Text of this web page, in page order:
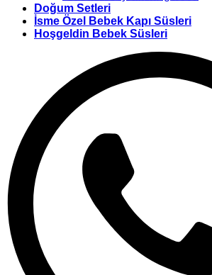
Doğum Setleri
İsme Özel Bebek Kapı Süsleri
Hoşgeldin Bebek Süsleri